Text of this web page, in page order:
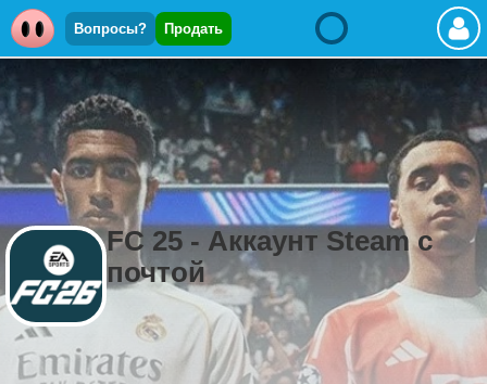
Вопросы? Продать
FC 25 - Аккаунт Steam с
почтой